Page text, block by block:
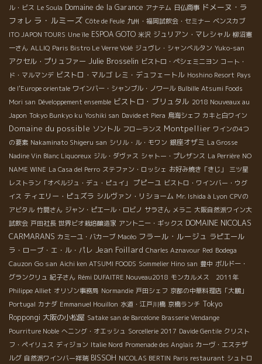
ル・ビス Le Soula Domaine de la Garance アナテム 日仏商事 ドメーヌ・ラ
フォレ ラ・ルミーズ Côte de Feule 九州・福岡試飲会・セミナー ベンスカブ
ITO JAPON TOURS Une île ESPOA GOTO 米沢 ジュリアン・マレシャル 柳沼憲
一さん ALLIQ Paris Bistro Le Verre Volé ジュヴレ・シャンべルタン Yuko-san
アクセル・プリュファー Julie Brosselin ビストロ・ペシェミニヨン コート・
ド・マルマンデ ビストロ・マルゴ レミ・デュフェートル Hoshino Resort Pays
de l'Europe orientale ワインバー・シャンブル・ノワール Bulbille Atsumi Foods
Mori san Développement ensemble ビストロ・ブリュタル 2018 Nouveaux au
Japon Tokyo Bunkyo ku Yoshiki san Davide et Piera 鳥海シェフ カキと白ワイン
Domaine du possible ソントル フローランス Montpellier ワインの4つ
の要素 Nakaminato Shigeru san シリル・ル・モワン 銀座オザミ La Grosse
Nadine Vin Blanc Liquoreux ジル・ダヴァス シャトー・プレザンス La Perrière NO
NAME WINE La Casa del Perro ステファン・ロッシェ お好み焼き「きじ」
三ツ星
レストラン「オベルジュ・デュ・ピュイ」
プピーユ ビストロ・ワインバー・ウグ
イス ティエリー・ピュズラ シルヴァン・リショーム Mr. Ishida à Lyon CPVの
アビタル 竹間さん ジャン・ピエール・ロビノ サラさん メラニ 大阪自然派ワイン大
試飲会 戸田社長 世界ビオ栽培醸造家 アントニー・ギックス DOMAINE NICOLAS
CARMARANS カミーユ・バカーブ Macéo フラール・ルージュ ラピエール
ラ・ローブ・エ・ル・パレ Jean Foillard Charles Aznavour Red Bodega
Cauzon Go san Aichi ken ATSUMI FOODS Sommelier Hino san 豊中 ボルドー・
グランクリュ 紀子さん Rémi DUFAITRE Nouveau2018 モンカルメス 2011年
Philippe Alliet オリゾン事務局 Normandie 戸田シェフ 京都の中華料理店「大鵬」
Portugal カナダ Emmanuel Houillon 水道・江戸川橋 京橋ランチ Tokyo
Roppongi 大阪の小松屋 Satake san de Barcelone Brasserie Vendange
Pourriture Noble へニング・オエッシュ Sorcellerie 2017 Davide Gentile クリスト
フ・ペイリュス ディジョン Italie Nord Promenade des Anglais カーヴ・エステザ
ルグ 自然派ワインバー祥瑞 BISSOH NICOLAS BERTIN Paris restaurant シュトロ